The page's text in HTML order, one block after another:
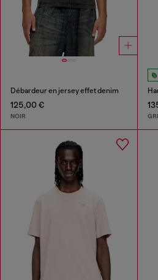
Débardeur en jersey effet denim
125,00 €
NOIR